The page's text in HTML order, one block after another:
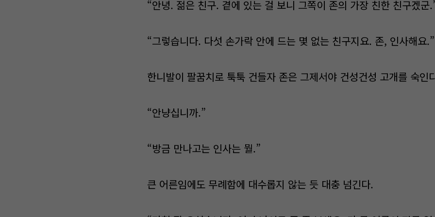
“안녕. 젊은 친구. 곁에 있는 걸 보니 그쪽이 존의 가장 친한 친구겠군
“그렇습니다. 다섯 손가락 안에 드는 몇 없는 친구지요. 존, 인사해요.”
한니발이 팔꿈치로 툭툭 건들자 존은 그제서야 건성건성 고개를 숙인
“안냥십니까.”
“방금 만나고는 인사는 뭘.”
큰 어른임에도 무례함에 대수롭지 않는 듯 대충 넘긴다.